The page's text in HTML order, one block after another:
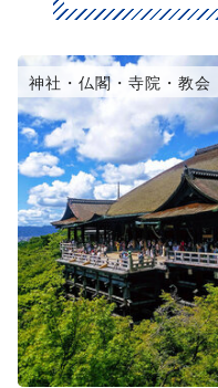
神社・仏閣・寺院・教会